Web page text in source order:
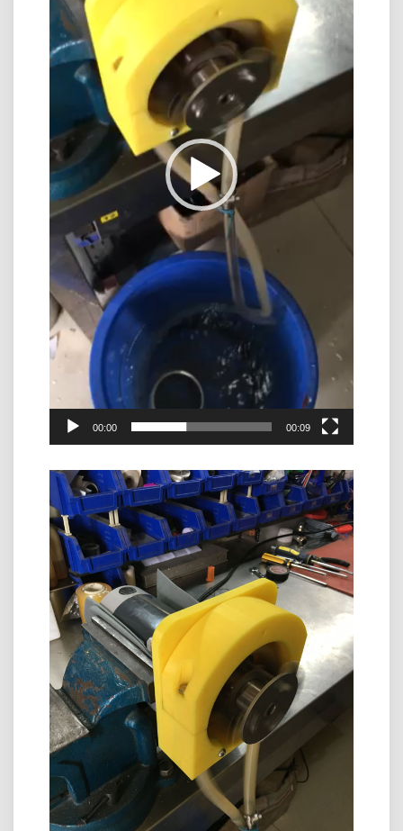
器
00:00 00:09